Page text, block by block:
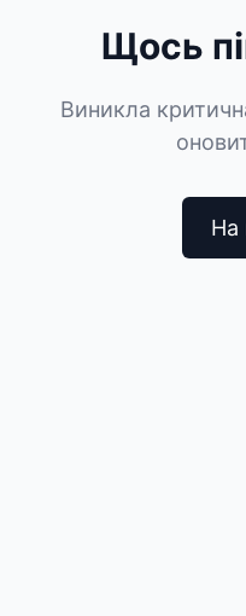
Щось
Виникла
На